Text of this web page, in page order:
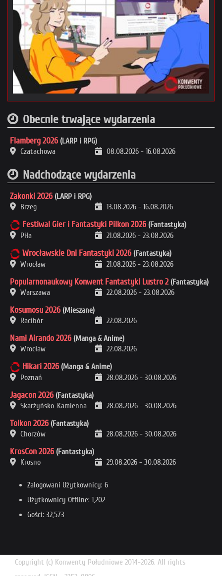
Obecnie trwające wydarzenia
Flamberg 2026 (LARP i RPG)
Czatachowa
08.08.2026 - 16.08.2026
Nadchodzące wydarzenia
Zakonki 2026 (LARP i RPG)
Brzeg
13.08.2026 - 16.08.2026
Festiwal Gier i Fantastyki Pilkon 2026 (Fantastyka)
Piła
21.08.2026 - 23.08.2026
Wrocławskie Dni Fantastyki 2026 (Fantastyka)
Wrocław
21.08.2026 - 23.08.2026
Popularnonaukowy Konwent Fantastyki Lustro 2 (Fantastyka)
Warszawa
22.08.2026 - 23.08.2026
Kosumosu 2026 (Mieszane)
Racibór
22.08.2026
Nami Airando 2026 (Manga & Anime)
Wrocław
22.08.2026
Hikari 2026 (Manga & Anime)
Poznań
28.08.2026 - 30.08.2026
Jagacon 2026 (Fantastyka)
Skarżyńsko-Kamienna
28.08.2026 - 30.08.2026
Tolkon 2026 (Fantastyka)
Chorzów
28.08.2026 - 30.08.2026
KrosCon 2026 (Fantastyka)
Krosno
29.08.2026 - 30.08.2026
Zalogowani Użytkownicy: 6
Użytkownicy Offline: 1,202
Gości: 32,573
Copyright (c) Konwenty Południowe 2014-2026. All rights